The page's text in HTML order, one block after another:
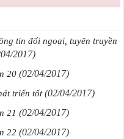
tin đối ngoại, tuyên truyền
2017)
20 (02/04/2017)
triển tốt (02/04/2017)
21 (02/04/2017)
22 (02/04/2017)